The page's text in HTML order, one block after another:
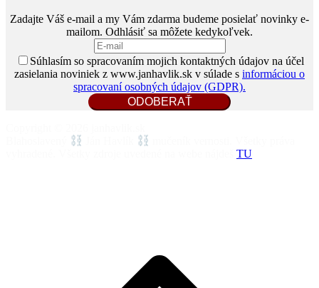
Zadajte Váš e-mail a my Vám zdarma budeme posielať novinky e-
mailom. Odhlásiť sa môžete kedykoľvek.
Súhlasím so spracovaním mojich kontaktných údajov na účel
zasielania noviniek z www.janhavlik.sk v súlade s informáciou o
spracovaní osobných údajov (GDPR).
TU